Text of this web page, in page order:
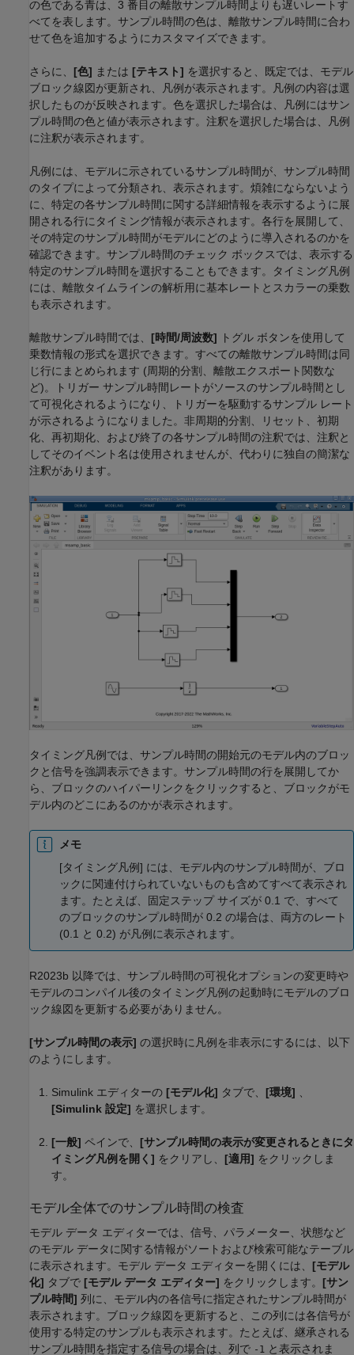
の色である青は、3 番目の離散サンプル時間よりも遅いレートす
べてを表します。サンプル時間の色は、離散サンプル時間に合わ
せて色を追加するようにカスタマイズできます。
さらに、 [色] または [テキスト] を選択すると、既定では、モデル
ブロック線図が更新され、凡例が表示されます。凡例の内容は選
択したものが反映されます。色を選択した場合は、凡例にはサン
プル時間の色と値が表示されます。注釈を選択した場合は、凡例
に注釈が表示されます。
凡例には、モデルに示されているサンプル時間が、サンプル時間
のタイプによって分類され、表示されます。煩雑にならないよう
に、特定の各サンプル時間に関する詳細情報を表示するように展
開される行にタイミング情報が表示されます。各行を展開して、
その特定のサンプル時間がモデルにどのように導入されるのかを
確認できます。サンプル時間のチェック ボックスでは、表示する
特定のサンプル時間を選択することもできます。タイミング凡例
には、離散タイムラインの解析用に基本レートとスカラーの乗数
も表示されます。
離散サンプル時間では、 [時間/周波数] トグル ボタンを使用して
乗数情報の形式を選択できます。すべての離散サンプル時間は同
じ行にまとめられます (周期的分割、離散エクスポート関数な
ど)。トリガー サンプル時間レートがソースのサンプル時間とし
て可視化されるようになり、トリガーを駆動するサンプル レート
が示されるようになりました。非周期的分割、リセット、初期
化、再初期化、および終了の各サンプル時間の注釈では、注釈と
してそのイベント名は使用されませんが、代わりに独自の簡潔な
注釈があります。
タイミング凡例では、サンプル時間の開始元のモデル内のブロッ
クと信号を強調表示できます。サンプル時間の行を展開してか
ら、ブロックのハイパーリンクをクリックすると、ブロックがモ
デル内のどこにあるのかが表示されます。
メモ
[タイミング凡例] には、モデル内のサンプル時間が、ブロ
ックに関連付けられていないものも含めてすべて表示され
ます。たとえば、固定ステップ サイズが 0.1 で、すべて
のブロックのサンプル時間が 0.2 の場合は、両方のレート
(0.1 と 0.2) が凡例に表示されます。
R2023b 以降では、サンプル時間の可視化オプションの変更時や
モデルのコンパイル後のタイミング凡例の起動時にモデルのブロ
ック線図を更新する必要がありません。
[サンプル時間の表示] の選択時に凡例を非表示にするには、以下
のようにします。
Simulink エディターの [モデル化] タブで、 [環境]
[Simulink 設定] を選択します。
[一般] ペインで、 [サンプル時間の表示が変更されるときにタ
イミング凡例を開く] をクリアし、 [適用] をクリックしま
す。
モデル全体でのサンプル時間の検査
モデル データ エディターでは、信号、パラメーター、状態など
のモデル データに関する情報がソートおよび検索可能なテーブル
に表示されます。モデル データ エディターを開くには、 [モデル
化] タブで [モデル データ エディター] をクリックします。 [サン
プル時間] 列に、モデル内の各信号に指定されたサンプル時間が
表示されます。ブロック線図を更新すると、この列には各信号が
使用する特定のサンプルも表示されます。たとえば、継承される
サンプル時間を指定する信号の場合は、列で -1 と表示されま